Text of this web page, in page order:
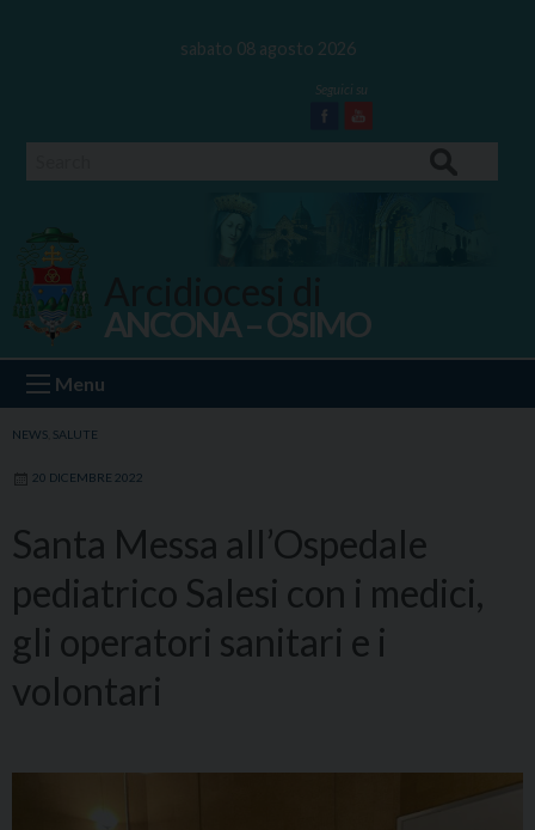
sabato 08 agosto 2026
Facebook
Youtube
Ancona Osimo
ANCONA – OSIMO
Menu
NEWS SALUTE
20 DICEMBRE 2022
Santa Messa all’Ospedale
pediatrico Salesi con i medici,
gli operatori sanitari e i
volontari